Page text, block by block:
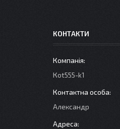
КОНТАКТИ
Кot555-k1
Александр